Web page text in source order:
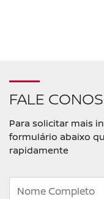
FALE
Para solicitar mais
formulário abaixo
rapidamente